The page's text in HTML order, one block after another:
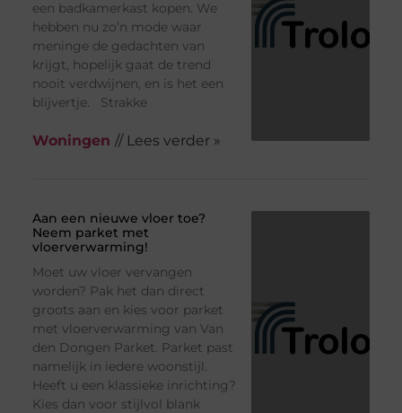
een badkamerkast kopen. We
hebben nu zo’n mode waar
meninge de gedachten van
krijgt, hopelijk gaat de trend
nooit verdwijnen, en is het een
blijvertje. Strakke
Woningen // Lees verder »
Aan een nieuwe vloer toe?
Neem parket met
vloerverwarming!
Moet uw vloer vervangen
worden? Pak het dan direct
groots aan en kies voor parket
met vloerverwarming van Van
den Dongen Parket. Parket past
namelijk in iedere woonstijl.
Heeft u een klassieke inrichting?
Kies dan voor stijlvol blank